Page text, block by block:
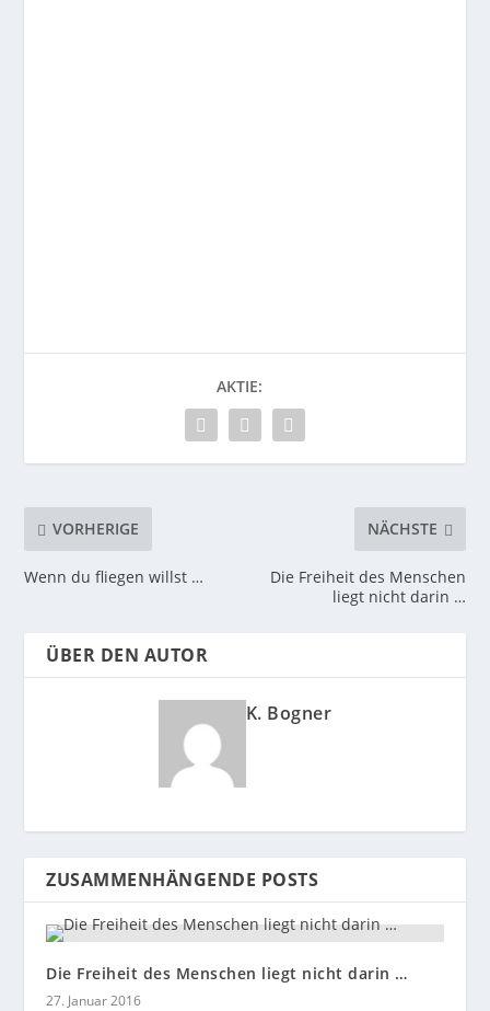
AKTIE:
VORHERIGE
Wenn du fliegen willst …
NÄCHSTE
Die Freiheit des Menschen
liegt nicht darin …
ÜBER DEN AUTOR
K. Bogner
ZUSAMMENHÄNGENDE POSTS
Die Freiheit des Menschen liegt nicht darin …
27. Januar 2016